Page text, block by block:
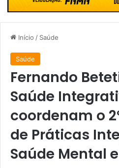
Início / Saúde
Saúde
Fernando
Saúde
coordenam o
de Práticas
Saúde Mental